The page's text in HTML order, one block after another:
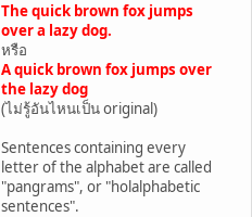
The quick brown fox jumps
over a lazy dog.
หรือ
A quick brown fox jumps over
the lazy dog
(ไม่รู้อันไหนเป็น original)
Sentences containing every
letter of the alphabet are called
"pangrams", or "holalphabetic
sentences".